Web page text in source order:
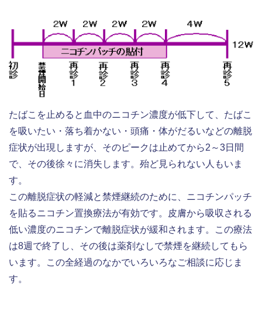
たばこを止めると血中のニコチン濃度が低下して、たばこ
を吸いたい・落ち着かない・頭痛・体がだるいなどの離脱
症状が出現しますが、そのピークは止めてから2～3日間
で、その後徐々に消失します。殆ど見られない人もいま
す。
この離脱症状の軽減と禁煙継続のために、ニコチンパッチ
を貼るニコチン置換療法が有効です。皮膚から吸収される
低い濃度のニコチンで離脱症状が緩和されます。この療法
は8週で終了し、その後は薬剤なしで禁煙を継続してもら
います。この全経過のなかでいろいろなご相談に応じま
す。